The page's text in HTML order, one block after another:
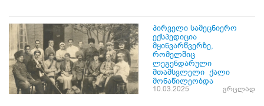
პირველი სამეცნიერო
ექსპედიცია
მყინვარწვერზე,
რომელშიც
ლეგენდარული
მთამსვლელი ქალი
მონაწილეობდა
10.03.2025 ვრცლად